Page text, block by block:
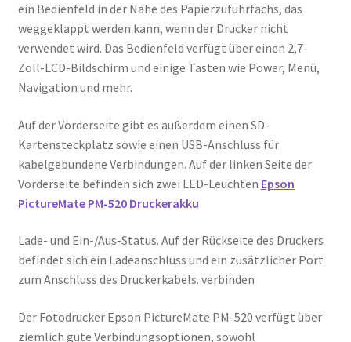
ein Bedienfeld in der Nähe des Papierzufuhrfachs, das
weggeklappt werden kann, wenn der Drucker nicht
verwendet wird. Das Bedienfeld verfügt über einen 2,7-
Zoll-LCD-Bildschirm und einige Tasten wie Power, Menü,
Navigation und mehr.
Auf der Vorderseite gibt es außerdem einen SD-
Kartensteckplatz sowie einen USB-Anschluss für
kabelgebundene Verbindungen. Auf der linken Seite der
Vorderseite befinden sich zwei LED-Leuchten Epson
PictureMate PM-520 Druckerakku
Lade- und Ein-/Aus-Status. Auf der Rückseite des Druckers
befindet sich ein Ladeanschluss und ein zusätzlicher Port
zum Anschluss des Druckerkabels. verbinden
Der Fotodrucker Epson PictureMate PM-520 verfügt über
ziemlich gute Verbindungsoptionen, sowohl